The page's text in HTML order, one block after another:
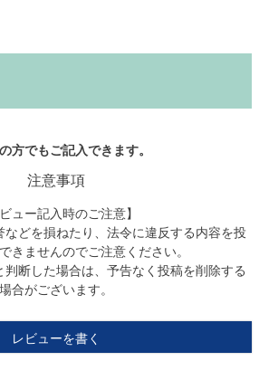
方でもご記入できます。
注意事項
ビュー記入時のご注意】
どを損ねたり、法令に違反する内容を投
きませんのでご注意ください。
判断した場合は、予告なく投稿を削除する
場合がございます。
レビューを書く